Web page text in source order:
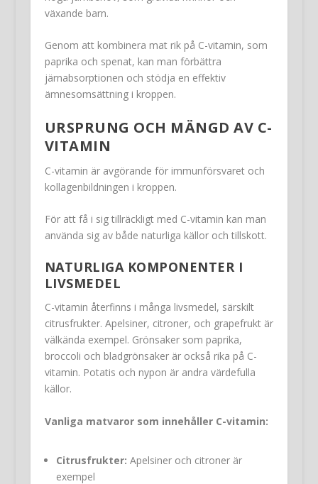
växande barn.
Genom att kombinera mat rik på C-vitamin, som
paprika och spenat, kan man förbättra
järnabsorptionen och stödja en effektiv
ämnesomsättning i kroppen.
URSPRUNG OCH MÄNGD AV C-
VITAMIN
C-vitamin är avgörande för immunförsvaret och
kollagenbildningen i kroppen.
För att få i sig tillräckligt med C-vitamin kan man
använda sig av både naturliga källor och tillskott.
NATURLIGA KOMPONENTER I
LIVSMEDEL
C-vitamin återfinns i många livsmedel, särskilt
citrusfrukter. Apelsiner, citroner, och grapefrukt är
välkända exempel. Grönsaker som paprika,
broccoli och bladgrönsaker är också rika på C-
vitamin. Potatis och nypon är andra värdefulla
källor.
Vanliga matvaror som innehåller C-vitamin:
Citrusfrukter: Apelsiner och citroner är
exempel